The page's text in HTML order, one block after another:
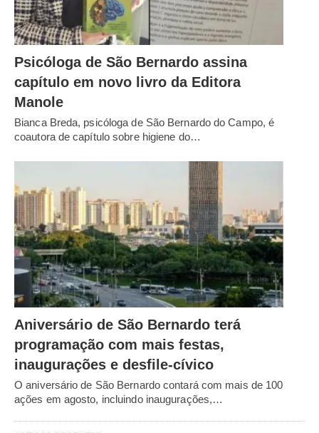
Psicóloga de São Bernardo assina
capítulo em novo livro da Editora
Manole
Bianca Breda, psicóloga de São Bernardo do Campo, é
coautora de capítulo sobre higiene do…
Aniversário de São Bernardo terá
programação com mais festas,
inaugurações e desfile-cívico
O aniversário de São Bernardo contará com mais de 100
ações em agosto, incluindo inaugurações,…